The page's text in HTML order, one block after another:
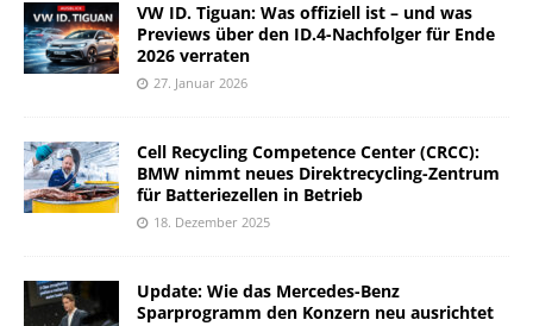
VW ID. Tiguan: Was offiziell ist – und was
Previews über den ID.4-Nachfolger für Ende
2026 verraten
27. Januar 2026
Cell Recycling Competence Center (CRCC):
BMW nimmt neues Direktrecycling-Zentrum
für Batteriezellen in Betrieb
18. Dezember 2025
Update: Wie das Mercedes-Benz
Sparprogramm den Konzern neu ausrichtet